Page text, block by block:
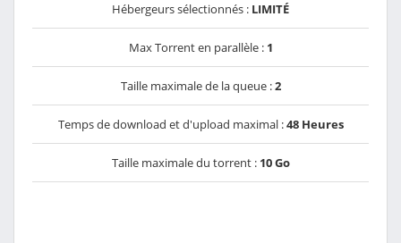
Hébergeurs sélectionnés : LIMITÉ
Max Torrent en parallèle : 1
Taille maximale de la queue :2
Temps de download et d'upload maximal :48 Heures
Taille maximale du torrent : 10 Go